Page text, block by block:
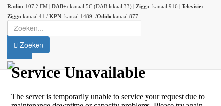
Radio: 107.2 FM | DAB+: kanaal 5C (DAB lokaal 33) | Ziggo kanaal 916 | Televisie:
Ziggo kanaal 41 / KPN kanaal 1489 /Odido kanaal 877
Zoeken